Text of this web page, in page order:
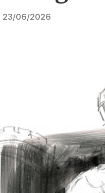
23/06/2026